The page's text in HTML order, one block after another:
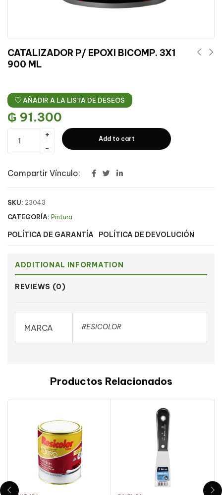
CATALIZADOR P/ EPOXI BICOMP. 3X1
900 ML
AÑADIR A LA LISTA DE DESEOS
₲ 91.300
Add to cart
Compartir Vínculo:
SKU: 23043
CATEGORÍA: Pintura
POLÍTICA DE GARANTÍA POLÍTICA DE DEVOLUCIÓN
ADDITIONAL INFORMATION
REVIEWS (0)
MARCA RESICOLOR
Productos Relacionados